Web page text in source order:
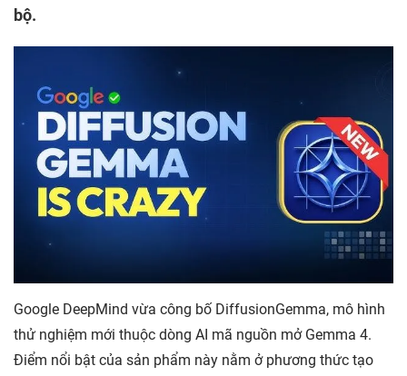
bộ.
Google DeepMind vừa công bố DiffusionGemma, mô hình
thử nghiệm mới thuộc dòng AI mã nguồn mở Gemma 4.
Điểm nổi bật của sản phẩm này nằm ở phương thức tạo